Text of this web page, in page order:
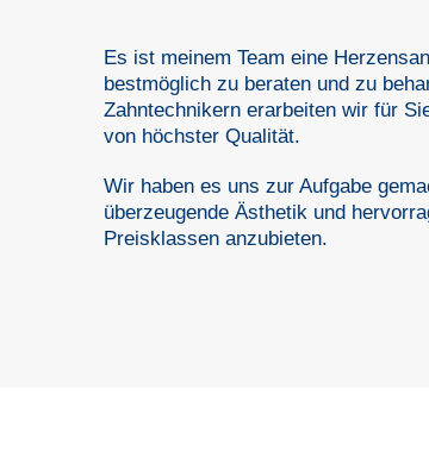
Es ist meinem Team eine
bestmöglich zu beraten und zu
Zahntechnikern erarbeiten wir für
von höchster Qualität.
Wir haben es uns zur Aufgabe
überzeugende Ästhetik und
Preisklassen anzubieten.